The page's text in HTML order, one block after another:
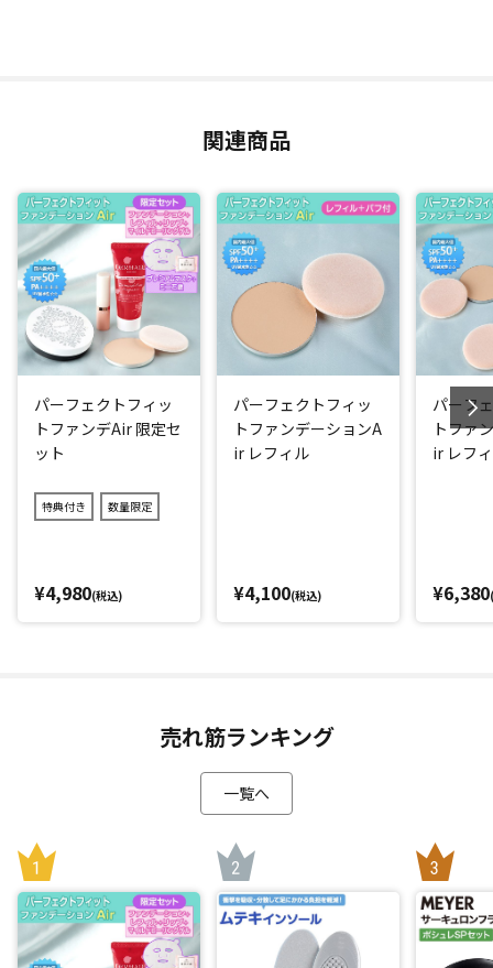
追加した、中が空洞になっている「エアリーライトパウダ
ー」。
「多孔質パウダー」が汗や余分な皮脂を吸着しテカリと化粧
崩れを抑え、新たに追加した「エアリーライトパウダー」が
汗・皮脂をさらに吸着してくれるので、サラサラ感がより持
続するようになりました！パウダーにははっ水処理を施して
いるから、汗をかいても崩れにくくなっています。
国内最大値のSPF50+ PA++++はキープ。紫外線対策もバッチ
リです！
水に浸かった後に、「SPF」を保持できるかを示す「UV耐水
汗や皮脂などでも落ちにくいウオータープルーフタイプ(化粧
様々な肌トーンに合うカラー＆肌悩みもカバー
その秘密は配合された「8色の偏光パウダー」。肌色をコント
ロールし、悩みを自然にカバー。お肌に透明感や輝きを与え
キレイに見せてくれます。(※メーキャップ効果による)
ツヤ肌を目指しました。
美容成分追加
花粉やPM2.5などでゆらぎやすいお肌もガード(*2)。さらに、
関連商品
パーフェクトフィッ
トファンデAir 限定セ
ット
特典付き 数量限定
¥4,980(税込)
パーフェクトフィッ
トファンデーションA
ir レフィル
¥4,100(税込)
パーフ
トファ
ir レフ
¥6,380
売れ筋ランキング
一覧へ